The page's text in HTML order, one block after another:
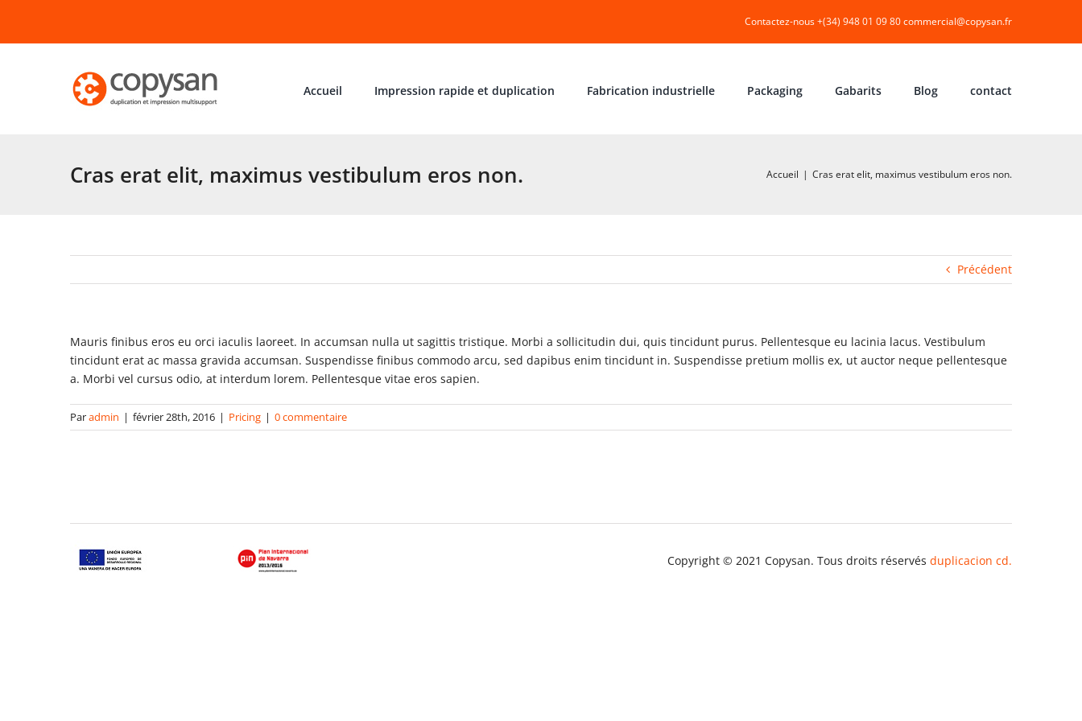
contenu
Contactez-nous +(34) 948 01 09 80commercial@copysan.fr
Accueil Impression rapide et duplication Fabrication industrielle Packaging Gabarits Blog contact
Cras erat elit, maximus vestibulum eros non. Accueil | Cras erat elit, maximus vestibulum eros non.
Précédent
Mauris finibus eros eu orci iaculis laoreet. In accumsan nulla ut sagittis tristique. Morbi a sollicitudin dui, quis tincidunt purus. Pellentesque eu lacinia lacus. Vestibulum
tincidunt erat ac massa gravida accumsan. Suspendisse finibus commodo arcu, sed dapibus enim tincidunt in. Suspendisse pretium mollis ex, ut auctor neque pellentesque
a. Morbi vel cursus odio, at interdum lorem. Pellentesque vitae eros sapien.
Paradmin | février 28th, 2016 | Pricing | 0 commentaire
Copyright © 2021 Copysan. Tous droits réservésduplicacion cd.